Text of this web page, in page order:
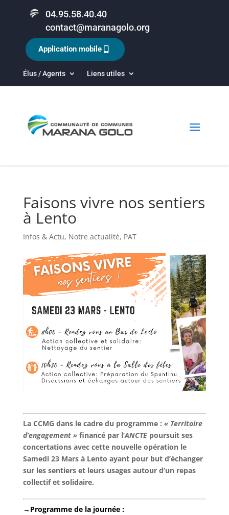
04.95.58.40.40
contact@maranagolo.org
Élus / Agents Liens utiles
Application mobile
Faisons vivre nos sentiers
à Lento
Infos & Actu, Notre actualité, PAT
La CCMG dans le cadre du programme : « Territoire
d’engagement »financé par l’ANCTEpoursuit ses
concertations avec cette nouvelle opération le
Samedi 23 Mars à Lento ayant pour but d’échanger
sur les sentiers et leurs usages autour d’un repas
collectif et solidaire.
→Programme de la journée :